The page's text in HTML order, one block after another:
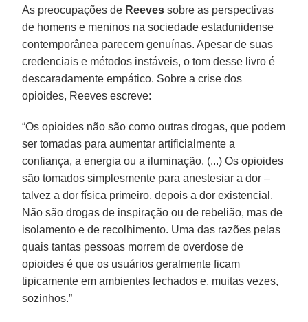
As preocupações de Reeves sobre as perspectivas
de homens e meninos na sociedade estadunidense
contemporânea parecem genuínas. Apesar de suas
credenciais e métodos instáveis, o tom desse livro é
descaradamente empático. Sobre a crise dos
opioides, Reeves escreve:
“Os opioides não são como outras drogas, que podem
ser tomadas para aumentar artificialmente a
confiança, a energia ou a iluminação. (...) Os opioides
são tomados simplesmente para anestesiar a dor –
talvez a dor física primeiro, depois a dor existencial.
Não são drogas de inspiração ou de rebelião, mas de
isolamento e de recolhimento. Uma das razões pelas
quais tantas pessoas morrem de overdose de
opioides é que os usuários geralmente ficam
tipicamente em ambientes fechados e, muitas vezes,
sozinhos.”